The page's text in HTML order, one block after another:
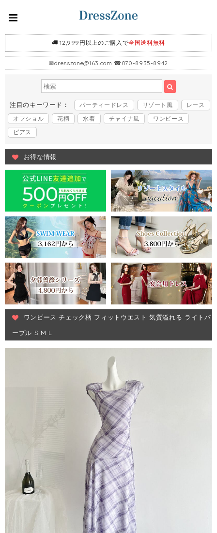
12,999円以上のご購入で全国送料無料
✉dresszone@163.com ☎070-8935-8942
注目のキーワード： パーティードレス リゾート風
レース
オフショル
花柄 水着 チャイナ風
ワンピース
ピアス
お得な情報
ワンピース チェック柄 フィットウエスト 気質溢れる ライトパ
ープル S M L